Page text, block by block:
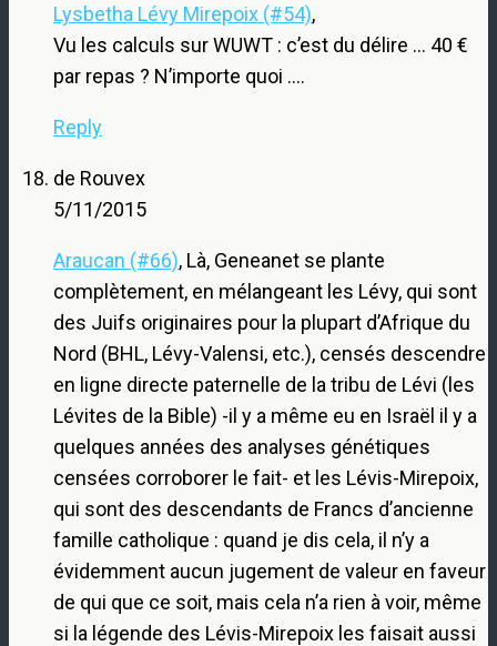
Lysbetha Lévy Mirepoix (#54),
Vu les calculs sur WUWT : c’est du délire … 40 €
par repas ? N’importe quoi ….
Reply
de Rouvex
5/11/2015
Araucan (#66), Là, Geneanet se plante
complètement, en mélangeant les Lévy, qui sont
des Juifs originaires pour la plupart d’Afrique du
Nord (BHL, Lévy-Valensi, etc.), censés descendre
en ligne directe paternelle de la tribu de Lévi (les
Lévites de la Bible) -il y a même eu en Israël il y a
quelques années des analyses génétiques
censées corroborer le fait- et les Lévis-Mirepoix,
qui sont des descendants de Francs d’ancienne
famille catholique : quand je dis cela, il n’y a
évidemment aucun jugement de valeur en faveur
de qui que ce soit, mais cela n’a rien à voir, même
si la légende des Lévis-Mirepoix les faisait aussi